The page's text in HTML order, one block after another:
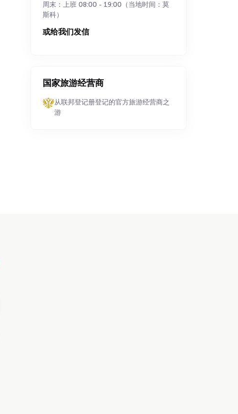
周末：上班 08:00 - 19:00（当地时间：莫
斯科）
或给我们发信
国家旅游经营商
从联邦登记册登记的官方旅游经营商之
游